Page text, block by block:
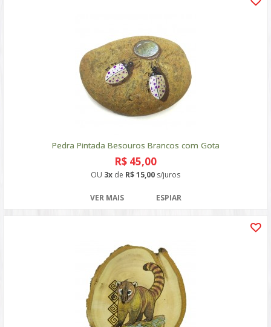
Pedra Pintada Besouros Brancos com Gota
R$ 45,00
OU 3x de R$ 15,00 s/juros
VER MAIS ESPIAR